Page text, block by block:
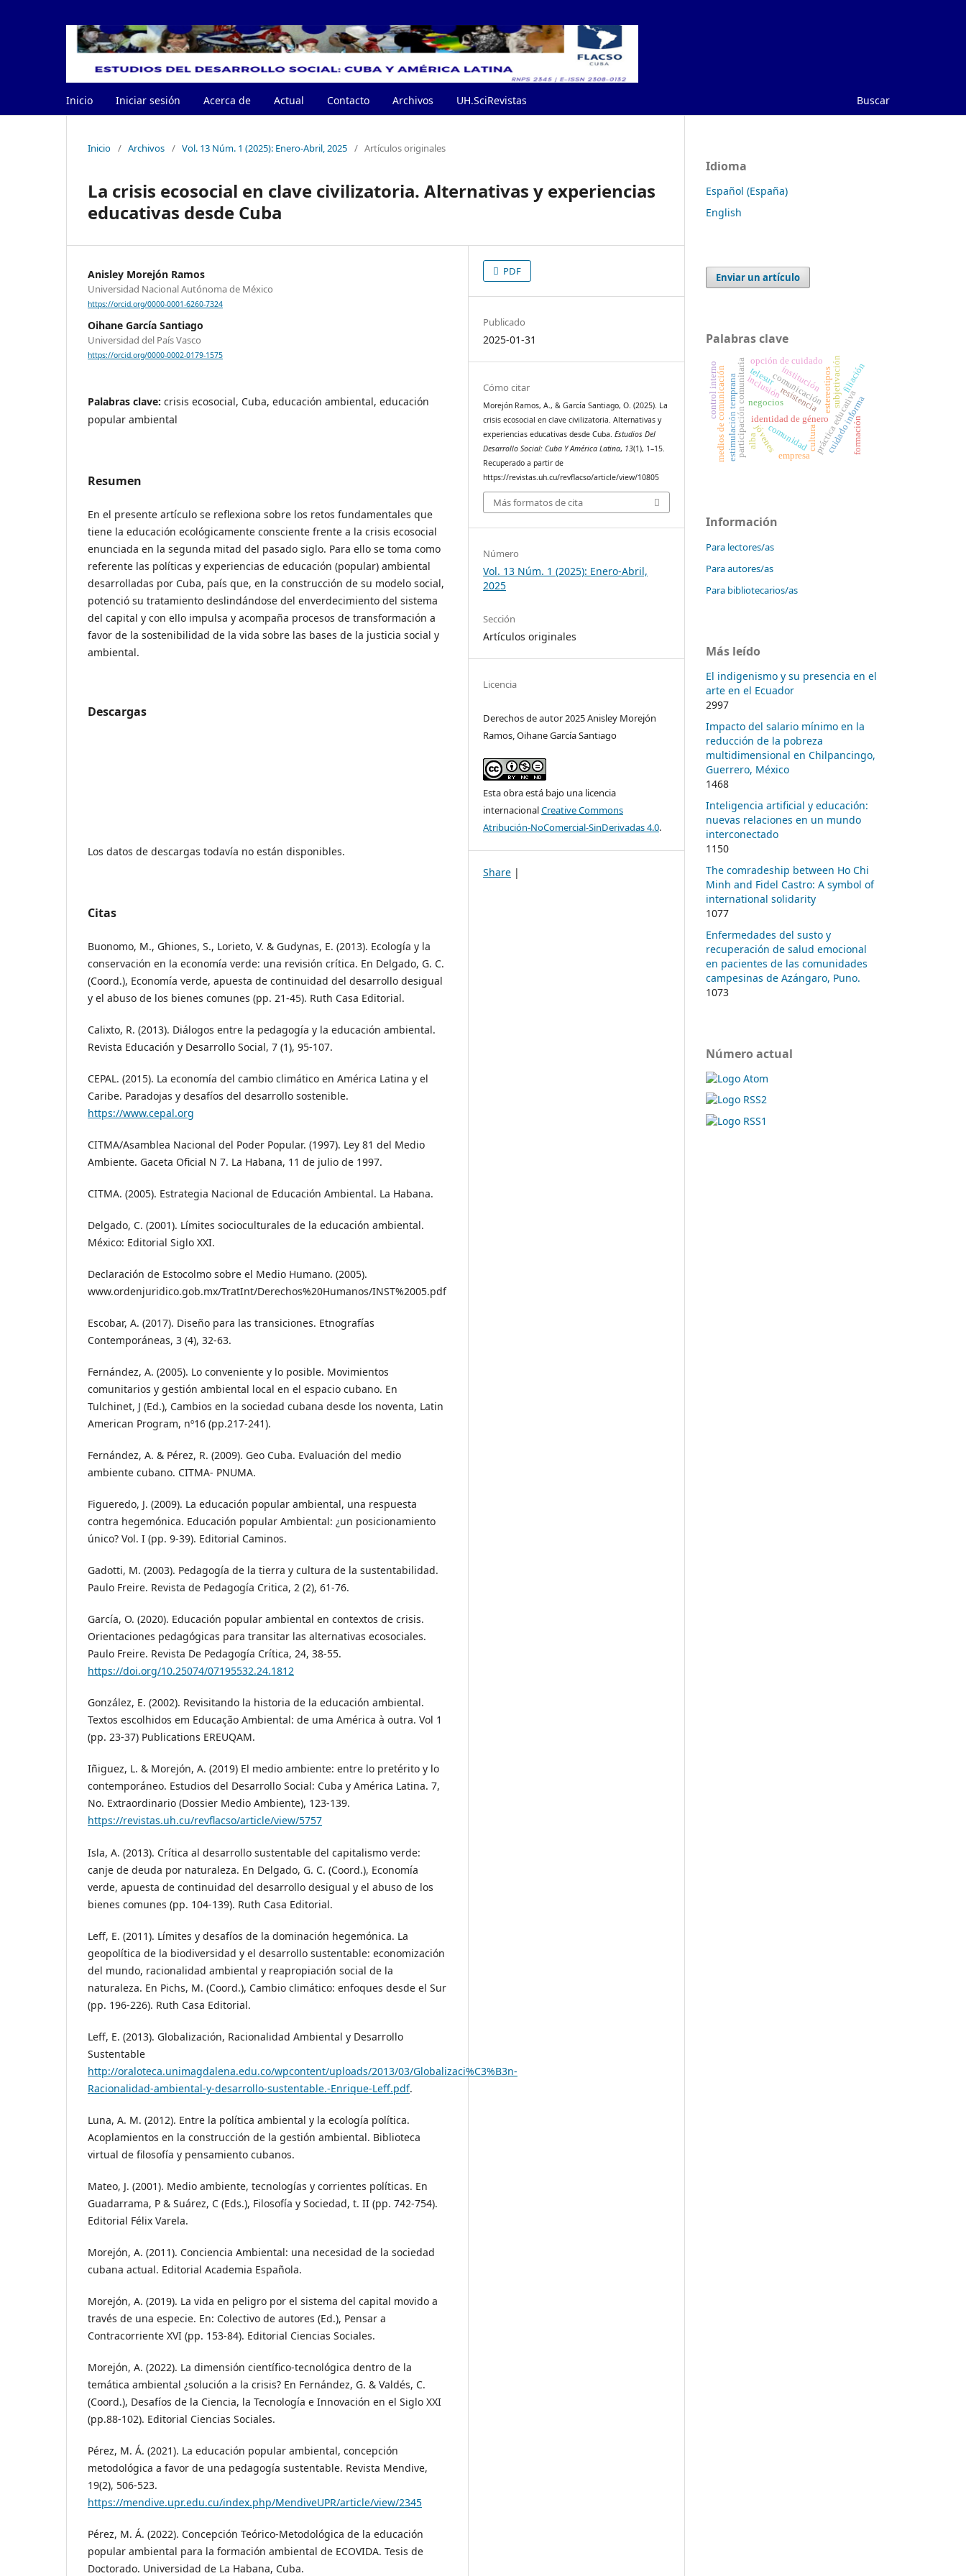
Inicio Iniciar sesión Acerca de Actual Contacto Archivos UH.SciRevistas Buscar
Inicio / Archivos / Vol. 13 Núm. 1 (2025): Enero-Abril, 2025 / Artículos originales
La crisis ecosocial en clave civilizatoria. Alternativas y experiencias
educativas desde Cuba
Anisley Morejón Ramos
Universidad Nacional Autónoma de México
https://orcid.org/0000-0001-6260-7324
Oihane García Santiago
Universidad del País Vasco
https://orcid.org/0000-0002-0179-1575
Palabras clave: crisis ecosocial, Cuba, educación ambiental, educación
popular ambiental
Resumen
En el presente artículo se reflexiona sobre los retos fundamentales que
tiene la educación ecológicamente consciente frente a la crisis ecosocial
enunciada en la segunda mitad del pasado siglo. Para ello se toma como
referente las políticas y experiencias de educación (popular) ambiental
desarrolladas por Cuba, país que, en la construcción de su modelo social,
potenció su tratamiento deslindándose del enverdecimiento del sistema
del capital y con ello impulsa y acompaña procesos de transformación a
favor de la sostenibilidad de la vida sobre las bases de la justicia social y
ambiental.
Descargas
Los datos de descargas todavía no están disponibles.
Citas
Buonomo, M., Ghiones, S., Lorieto, V. & Gudynas, E. (2013). Ecología y la
conservación en la economía verde: una revisión crítica. En Delgado, G. C.
(Coord.), Economía verde, apuesta de continuidad del desarrollo desigual
y el abuso de los bienes comunes (pp. 21-45). Ruth Casa Editorial.
Calixto, R. (2013). Diálogos entre la pedagogía y la educación ambiental.
Revista Educación y Desarrollo Social, 7 (1), 95-107.
CEPAL. (2015). La economía del cambio climático en América Latina y el
Caribe. Paradojas y desafíos del desarrollo sostenible.
https://www.cepal.org
CITMA/Asamblea Nacional del Poder Popular. (1997). Ley 81 del Medio
Ambiente. Gaceta Oficial N 7. La Habana, 11 de julio de 1997.
CITMA. (2005). Estrategia Nacional de Educación Ambiental. La Habana.
Delgado, C. (2001). Límites socioculturales de la educación ambiental.
México: Editorial Siglo XXI.
Declaración de Estocolmo sobre el Medio Humano. (2005).
www.ordenjuridico.gob.mx/TratInt/Derechos%20Humanos/INST%2005.pdf
Escobar, A. (2017). Diseño para las transiciones. Etnografías
Contemporáneas, 3 (4), 32-63.
Fernández, A. (2005). Lo conveniente y lo posible. Movimientos
comunitarios y gestión ambiental local en el espacio cubano. En
Tulchinet, J (Ed.), Cambios en la sociedad cubana desde los noventa, Latin
American Program, nº16 (pp.217-241).
Fernández, A. & Pérez, R. (2009). Geo Cuba. Evaluación del medio
ambiente cubano. CITMA- PNUMA.
Figueredo, J. (2009). La educación popular ambiental, una respuesta
contra hegemónica. Educación popular Ambiental: ¿un posicionamiento
único? Vol. I (pp. 9-39). Editorial Caminos.
Gadotti, M. (2003). Pedagogía de la tierra y cultura de la sustentabilidad.
Paulo Freire. Revista de Pedagogía Critica, 2 (2), 61-76.
García, O. (2020). Educación popular ambiental en contextos de crisis.
Orientaciones pedagógicas para transitar las alternativas ecosociales.
Paulo Freire. Revista De Pedagogía Crítica, 24, 38-55.
https://doi.org/10.25074/07195532.24.1812
González, E. (2002). Revisitando la historia de la educación ambiental.
Textos escolhidos em Educação Ambiental: de uma América à outra. Vol 1
(pp. 23-37) Publications EREUQAM.
Iñiguez, L. & Morejón, A. (2019) El medio ambiente: entre lo pretérito y lo
contemporáneo. Estudios del Desarrollo Social: Cuba y América Latina. 7,
No. Extraordinario (Dossier Medio Ambiente), 123-139.
https://revistas.uh.cu/revflacso/article/view/5757
Isla, A. (2013). Crítica al desarrollo sustentable del capitalismo verde:
canje de deuda por naturaleza. En Delgado, G. C. (Coord.), Economía
verde, apuesta de continuidad del desarrollo desigual y el abuso de los
bienes comunes (pp. 104-139). Ruth Casa Editorial.
Leff, E. (2011). Límites y desafíos de la dominación hegemónica. La
geopolítica de la biodiversidad y el desarrollo sustentable: economización
del mundo, racionalidad ambiental y reapropiación social de la
naturaleza. En Pichs, M. (Coord.), Cambio climático: enfoques desde el Sur
(pp. 196-226). Ruth Casa Editorial.
Leff, E. (2013). Globalización, Racionalidad Ambiental y Desarrollo
Sustentable
http://oraloteca.unimagdalena.edu.co/wpcontent/uploads/2013/03/Globalizaci%C3%B3n-
Racionalidad-ambiental-y-desarrollo-sustentable.-Enrique-Leff.pdf.
Luna, A. M. (2012). Entre la política ambiental y la ecología política.
Acoplamientos en la construcción de la gestión ambiental. Biblioteca
virtual de filosofía y pensamiento cubanos.
Mateo, J. (2001). Medio ambiente, tecnologías y corrientes políticas. En
Guadarrama, P & Suárez, C (Eds.), Filosofía y Sociedad, t. II (pp. 742-754).
Editorial Félix Varela.
Morejón, A. (2011). Conciencia Ambiental: una necesidad de la sociedad
cubana actual. Editorial Academia Española.
Morejón, A. (2019). La vida en peligro por el sistema del capital movido a
través de una especie. En: Colectivo de autores (Ed.), Pensar a
Contracorriente XVI (pp. 153-84). Editorial Ciencias Sociales.
Morejón, A. (2022). La dimensión científico-tecnológica dentro de la
temática ambiental ¿solución a la crisis? En Fernández, G. & Valdés, C.
(Coord.), Desafíos de la Ciencia, la Tecnología e Innovación en el Siglo XXI
(pp.88-102). Editorial Ciencias Sociales.
Pérez, M. Á. (2021). La educación popular ambiental, concepción
metodológica a favor de una pedagogía sustentable. Revista Mendive,
19(2), 506-523.
https://mendive.upr.edu.cu/index.php/MendiveUPR/article/view/2345
Pérez, M. Á. (2022). Concepción Teórico-Metodológica de la educación
popular ambiental para la formación ambiental de ECOVIDA. Tesis de
Doctorado. Universidad de La Habana, Cuba.
PDF
Publicado
2025-01-31
Cómo citar
Morejón Ramos, A., & García Santiago, O. (2025). La
crisis ecosocial en clave civilizatoria. Alternativas y
experiencias educativas desde Cuba.Estudios Del
Desarrollo Social: Cuba Y América Latina, 13(1), 1–15.
Recuperado a partir de
https://revistas.uh.cu/revflacso/article/view/10805
Más formatos de cita
Número
Vol. 13 Núm. 1 (2025): Enero-Abril,
2025
Sección
Artículos originales
Licencia
Derechos de autor 2025 Anisley Morejón
Ramos, Oihane García Santiago
Esta obra está bajo una licencia
internacionalCreative Commons
Atribución-NoComercial-SinDerivadas 4.0.
Share |
Idioma
Español (España)
English
Enviar un artículo
Palabras clave
identidad de género
comunicaciónestereotipos
cultura
inclusión
participación comunitaria jóvenescomunidadpráctica educativa
resistencia
institución subjetivación
cuidado informa
opción de cuidado
estimulación temprana negocios
formación
empresa
alba
telesur
medios de comunicación filiación
control interno
Información
Para lectores/as
Para autores/as
Para bibliotecarios/as
Más leído
El indigenismo y su presencia en el
arte en el Ecuador
2997
Impacto del salario mínimo en la
reducción de la pobreza
multidimensional en Chilpancingo,
Guerrero, México
1468
Inteligencia artificial y educación:
nuevas relaciones en un mundo
interconectado
1150
The comradeship between Ho Chi
Minh and Fidel Castro: A symbol of
international solidarity
1077
Enfermedades del susto y
recuperación de salud emocional
en pacientes de las comunidades
campesinas de Azángaro, Puno.
1073
Número actual